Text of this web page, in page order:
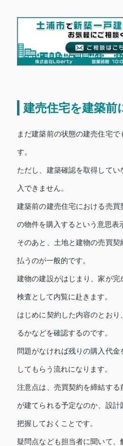
建売住宅を建築前
まだ建築前の状態の建売住宅
す。
ただし、建築確認を取得して
入できません。
建築前の建売住宅における売買
の物件を購入するという意思表
そのあと、土地と建物の売買契
払うのが一般的です。
建物の建設がはじまり、家が完
検査として内覧に赴きます。
はじめに契約した内容のとおり
るかなどを確認するのです。
問題がなければ残りの購入代
してもらう流れになります。
注意点は、売買契約を締結す
が建てられる予定なのか、設計
把握しておくことです。
疑問点なども担当者に聞いて、